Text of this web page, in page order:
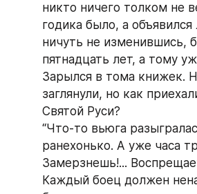
никто ничего толком не
годика было, а
ничуть не изменившись,
пятнадцать лет, а тому
Зарылся в тома книжек.
заглянули, но как
Святой Руси?
“Что-то вьюга
ранехонько. А уже часа
Замерзнешь!...
Каждый боец должен